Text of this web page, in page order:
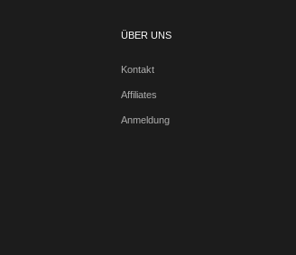
ÜBER UNS
Kontakt
Affiliates
Anmeldung